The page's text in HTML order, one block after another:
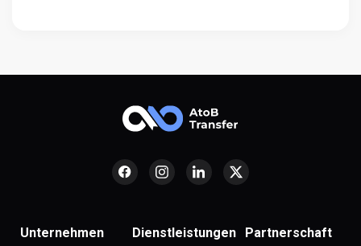
Unternehmen Dienstleistungen Partnerschaft